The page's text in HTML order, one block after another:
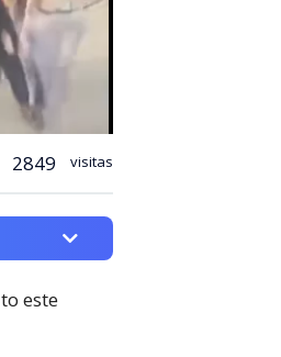
2849 visitas
este